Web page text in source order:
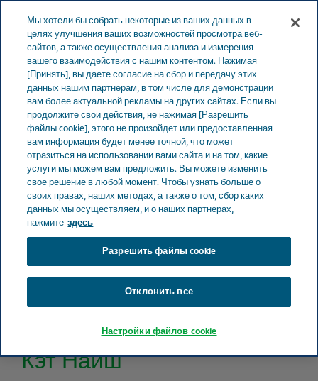
Latvia Забота о здоровье Авторы историй
Найш
Кэт Найш
Мы хотели бы собрать некоторые из ваших данных в
целях улучшения ваших возможностей просмотра веб-
сайтов, а также осуществления анализа и измерения
вашего взаимодействия с нашим контентом. Нажимая
[Принять], вы даете согласие на сбор и передачу этих
данных нашим партнерам, в том числе для демонстрации
вам более актуальной рекламы на других сайтах. Если вы
продолжите свои действия, не нажимая [Разрешить
файлы cookie], этого не произойдет или предоставленная
вам информация будет менее точной, что может
отразиться на использовании вами сайта и на том, какие
услуги мы можем вам предложить. Вы можете изменить
свое решение в любой момент. Чтобы узнать больше о
своих правах, наших методах, а также о том, сбор каких
данных мы осуществляем, и о наших партнерах,
нажмите здесь
Разрешить файлы cookie
Отклонить все
Настройки файлов cookie